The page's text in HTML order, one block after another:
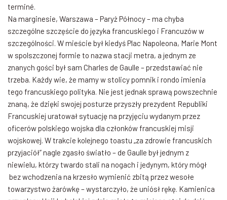
terminé.
Na marginesie, Warszawa – Paryż Północy – ma chyba
szczególne szczęście do języka francuskiego i Francuzów w
szczególności. W mieście był kiedyś Plac Napoleona, Marie Mont
w spolszczonej formie to nazwa stacji metra, a jednym ze
znanych gości był sam Charles de Gaulle – przedstawiać nie
trzeba. Każdy wie, że mamy w stolicy pomnik i rondo imienia
tego francuskiego polityka. Nie jest jednak sprawą powszechnie
znaną, że dzięki swojej posturze przyszły prezydent Republiki
Francuskiej uratował sytuację na przyjęciu wydanym przez
oficerów polskiego wojska dla członków francuskiej misji
wojskowej. W trakcie kolejnego toastu „za zdrowie francuskich
przyjaciół” nagle zgasło światło – de Gaulle był jednym z
niewielu, którzy twardo stali na nogach i jedynym, który mógł
bez wchodzenia na krzesło wymienić zbitą przez wesołe
towarzystwo żarówkę – wystarczyło, że uniósł rękę. Kamienica